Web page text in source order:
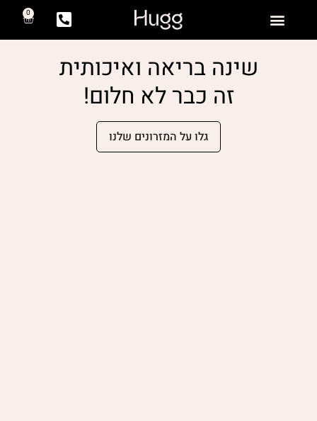
0
שינה בריאה ואיכותית
זה כבר לא חלום!
גלו על המזרונים שלנו